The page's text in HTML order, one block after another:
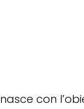
nasce con